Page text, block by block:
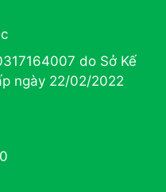
do Sở Kế
ngày 22/02/2022